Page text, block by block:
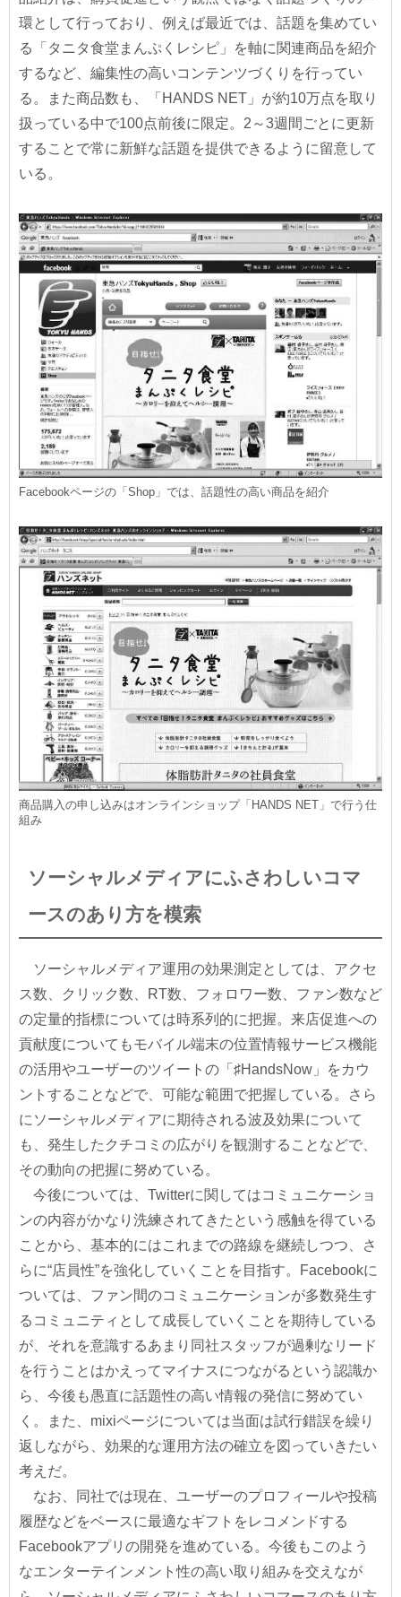
環として行っており、例えば最近では、話題を集めてい
る「タニタ食堂まんぷくレシピ」を軸に関連商品を紹介
するなど、編集性の高いコンテンツづくりを行ってい
る。また商品数も、「HANDS NET」が約10万点を取り
扱っている中で100点前後に限定。2～3週間ごとに更新
することで常に新鮮な話題を提供できるように留意して
いる。
Facebookページの「Shop」では、話題性の高い商品を紹介
商品購入の申し込みはオンラインショップ「HANDS NET」で行う仕
組み
ソーシャルメディアにふさわしいコマ
ースのあり方を模索
ソーシャルメディア運用の効果測定としては、アクセ
ス数、クリック数、RT数、フォロワー数、ファン数など
の定量的指標については時系列的に把握。来店促進への
貢献度についてもモバイル端末の位置情報サービス機能
の活用やユーザーのツイートの「♯HandsNow」をカウ
ントすることなどで、可能な範囲で把握している。さら
にソーシャルメディアに期待される波及効果について
も、発生したクチコミの広がりを観測することなどで、
その動向の把握に努めている。
今後については、Twitterに関してはコミュニケーショ
ンの内容がかなり洗練されてきたという感触を得ている
ことから、基本的にはこれまでの路線を継続しつつ、さ
らに“店員性”を強化していくことを目指す。Facebookに
ついては、ファン間のコミュニケーションが多数発生す
るコミュニティとして成長していくことを期待している
が、それを意識するあまり同社スタッフが過剰なリード
を行うことはかえってマイナスにつながるという認識か
ら、今後も愚直に話題性の高い情報の発信に努めてい
く。また、mixiページについては当面は試行錯誤を繰り
返しながら、効果的な運用方法の確立を図っていきたい
考えだ。
なお、同社では現在、ユーザーのプロフィールや投稿
履歴などをベースに最適なギフトをレコメンドする
Facebookアプリの開発を進めている。今後もこのよう
なエンターテインメント性の高い取り組みを交えなが